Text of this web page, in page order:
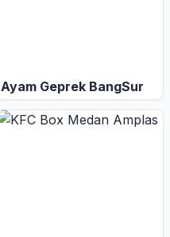
Ayam Geprek BangSur